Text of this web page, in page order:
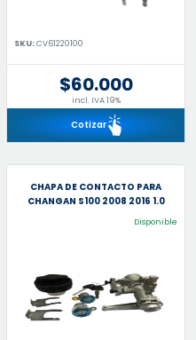
SKU:CV61220100
$60.000
incl. IVA 19%
Cotizar
CHAPA DE CONTACTO PARA
CHANGAN S100 2008 2016 1.0
Disponible